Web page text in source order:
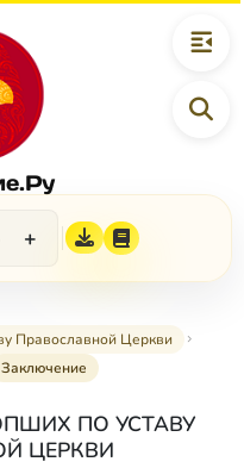
+
Православной Церкви
Заключение
ПО УСТАВУ
ЦЕРКВИ